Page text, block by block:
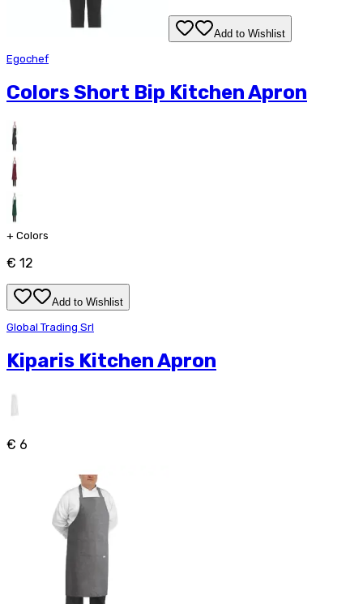
Add to Wishlist
Egochef
Colors Short Bip Kitchen Apron
+ Colors
€ 12
Add to Wishlist
Global Trading Srl
Kiparis Kitchen Apron
€ 6